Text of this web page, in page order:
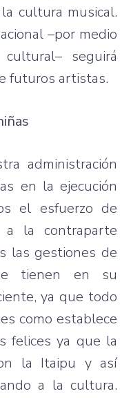
cultura musical.
–por medio
seguirá
futuros artistas.
administración
en la ejecución
el esfuerzo de
a la contraparte
las gestiones de
tienen en su
ya que todo
como establece
felices ya que la
la Itaipu y así
a la cultura.